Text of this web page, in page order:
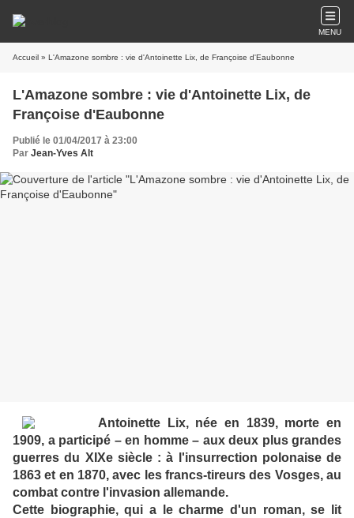
MENU
Accueil » L'Amazone sombre : vie d'Antoinette Lix, de Françoise d'Eaubonne
L'Amazone sombre : vie d'Antoinette Lix, de
Françoise d'Eaubonne
Publié le 01/04/2017 à 23:00
Par Jean-Yves Alt
Antoinette Lix, née en 1839, morte en
1909, a participé – en homme – aux deux plus grandes
guerres du XIXe siècle : à l'insurrection polonaise de
1863 et en 1870, avec les francs-tireurs des Vosges, au
combat contre l'invasion allemande.
Cette biographie, qui a le charme d'un roman, se lit